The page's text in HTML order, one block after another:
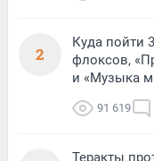
2
Куда пойти
флоксов,
и «Музыка
91 619
Теракты